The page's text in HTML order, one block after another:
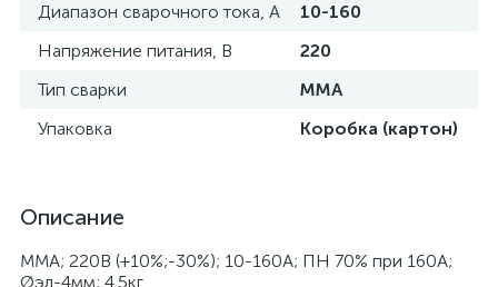
Диапазон сварочного тока, А
10-160
Напряжение питания, В
220
Тип сварки
MMA
Упаковка
Коробка (картон)
Описание
ММА; 220В (+10%;-30%); 10-160А; ПН 70% при 160А;
Øэл-4мм; 4.5кг